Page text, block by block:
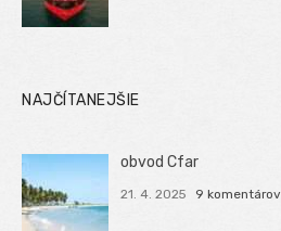
NAJČÍTANEJŠIE
obvod Cfar
21. 4. 2025 9 komentárov